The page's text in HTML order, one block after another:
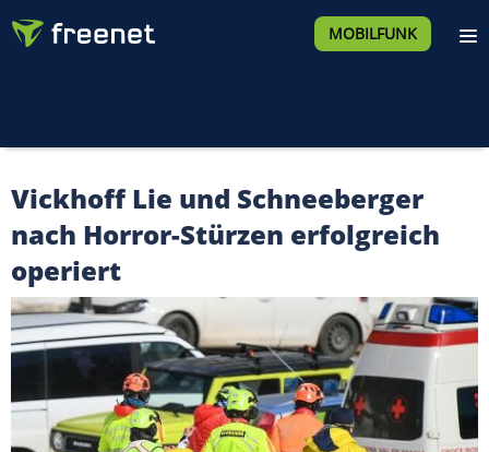
MOBILFUNK
Vickhoff Lie und Schneeberger
nach Horror-Stürzen erfolgreich
operiert